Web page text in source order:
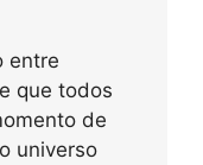
entre
que todos
de
universo